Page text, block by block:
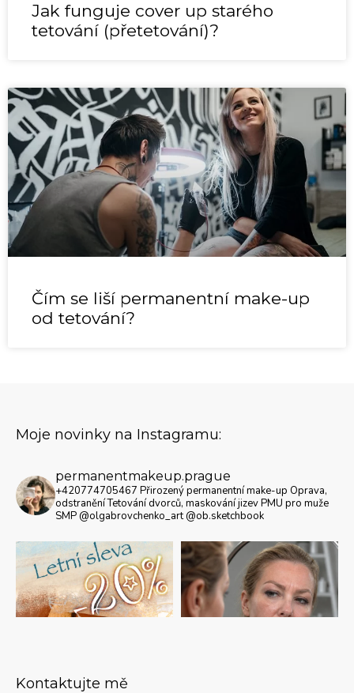
Jak funguje cover up starého
tetování (přetetování)?
Čím se liší permanentní make-up
od tetování?
Moje novinky na Instagramu:
permanentmakeup.prague
+420774705467 Přirozený permanentní make-up Oprava,
odstraněníTetování dvorců, maskování jizevPMU pro muže
SMP@olgabrovchenko_art @ob.sketchbook
Kontaktujte mě